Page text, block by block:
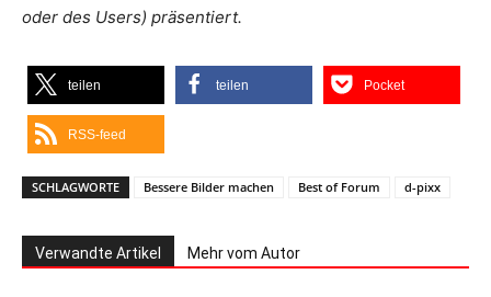
oder des Users) präsentiert.
teilen teilen Pocket
RSS-feed
SCHLAGWORTE Bessere Bilder machen Best of Forum d-pixx
Verwandte Artikel Mehr vom Autor